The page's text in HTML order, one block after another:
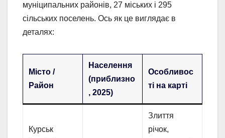
муніципальних районів, 27 міських і 295
сільських поселень. Ось як це виглядає в
деталях:
Місто /
Район
Населення
(приблизно
, 2025)
Особливос
ті на карті
Курськ
Злиття
річок,